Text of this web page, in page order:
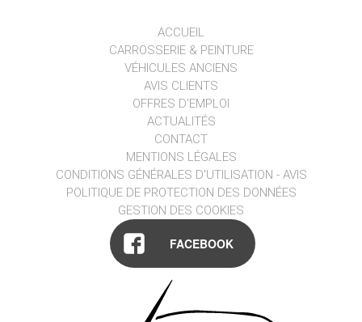
ACCUEIL
CARROSSERIE & PEINTURE
VÉHICULES ANCIENS
AVIS CLIENTS
OFFRES D'EMPLOI
ACTUALITÉS
CONTACT
MENTIONS LÉGALES
CONDITIONS GÉNÉRALES D'UTILISATION - AVIS
POLITIQUE DE PROTECTION DES DONNÉES
GESTION DES COOKIES
FACEBOOK